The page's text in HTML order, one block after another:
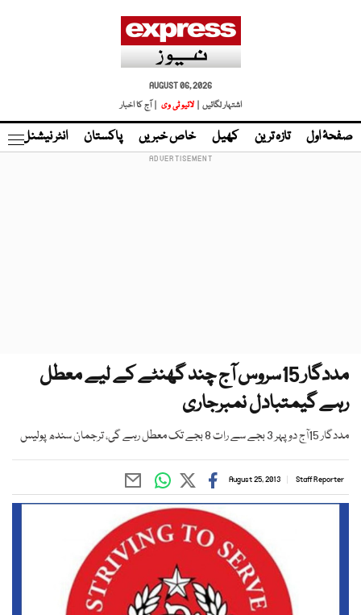
AUGUST 06, 2026
اشتہار لگائیں |
لائیو ٹی وی | آج کا اخبار
صفحۂ اول تازہ ترین کھیل خاص خبریں پاکستان انٹر نیشنل
مددگار 15سروس آج چند گھنٹے کے لیے معطل
رہے گیمتبادل نمبرجاری
مددگار 15آج دوپہر 3 بجے سے رات 8 بجے تک معطل رہے گی، ترجمان سندھ پولیس
Staff Reporter
August 25, 2013